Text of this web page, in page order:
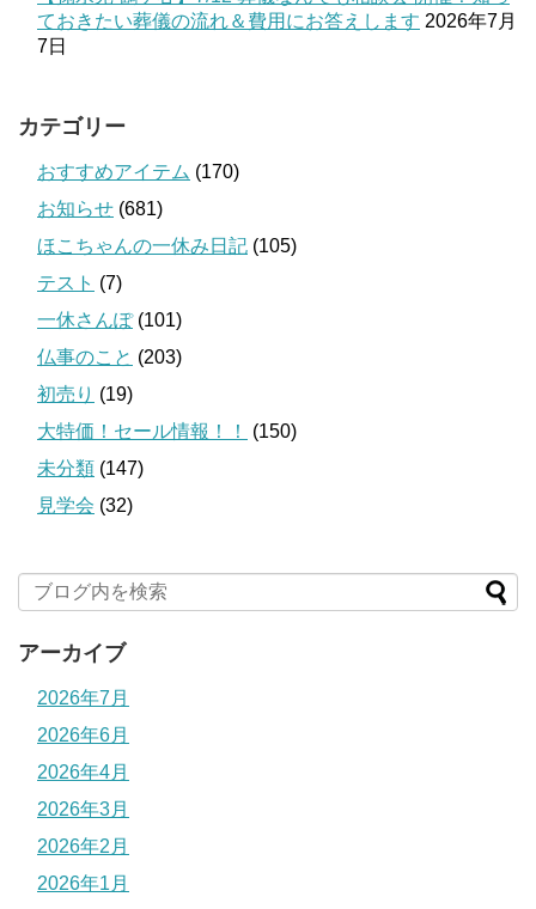
ておきたい葬儀の流れ＆費用にお答えします 2026年7月
7日
カテゴリー
おすすめアイテム (170)
お知らせ (681)
ほこちゃんの一休み日記 (105)
テスト (7)
一休さんぽ(101)
仏事のこと (203)
初売り (19)
大特価！セール情報！！
(150)
未分類 (147)
見学会 (32)
アーカイブ
2026年7月
2026年6月
2026年4月
2026年3月
2026年2月
2026年1月